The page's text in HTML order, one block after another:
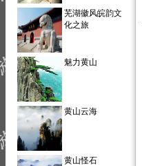
芜湖徽风皖韵文
化之旅
魅力黄山
黄山云海
黄山怪石